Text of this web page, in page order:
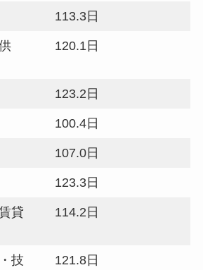
113.3日
120.1日
123.2日
100.4日
107.0日
123.3日
貸
114.2日
技
121.8日